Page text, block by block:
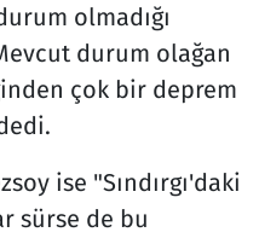
olmadığı
durum olağan
çok bir deprem
ise "Sındırgı'daki
sürse de bu